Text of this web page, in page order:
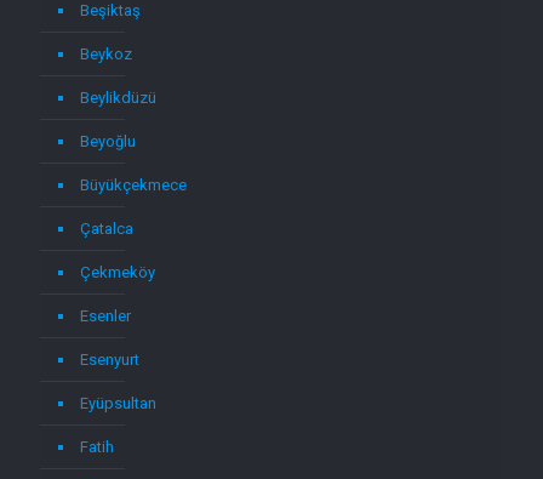
Beşiktaş
Beykoz
Beylikdüzü
Beyoğlu
Büyükçekmece
Çatalca
Çekmeköy
Esenler
Esenyurt
Eyüpsultan
Fatih